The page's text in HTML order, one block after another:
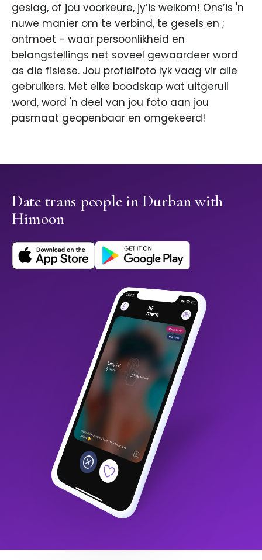
geslag, of jou voorkeure, jy’is welkom! Ons’is 'n
nuwe manier om te verbind, te gesels en ;
ontmoet - waar persoonlikheid en
belangstellings net soveel gewaardeer word
as die fisiese. Jou profielfoto lyk vaag vir alle
gebruikers. Met elke boodskap wat uitgeruil
word, word 'n deel van jou foto aan jou
pasmaat geopenbaar en omgekeerd!
Date trans people in Durban with
Himoon